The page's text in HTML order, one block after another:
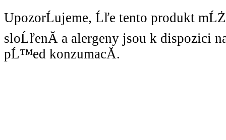
UpozorĹujeme, Ĺľe tento produkt
sloĹľenĂ­ a alergeny jsou k dispozici
pĹ™ed konzumacĂ­.